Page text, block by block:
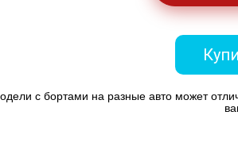
с бортами на разные авто может